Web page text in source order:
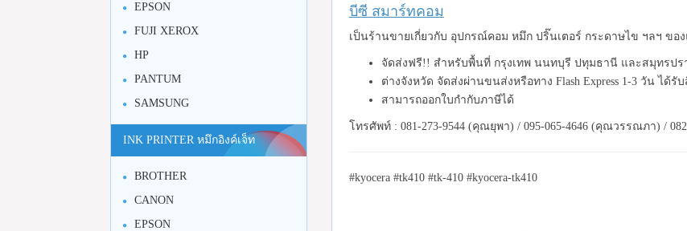
บีซี สมาร์ทคอม
เป็นร้านขายเกี่ยวกับ อุปกรณ์คอม หมึก ปริ๊นเตอร์ กระดาษไข ฯลฯ ขอ
จัดส่งฟรี!! สำหรับพื้นที่ กรุงเทพ นนทบุรี ปทุมธานี และสมุทรปร
ต่างจังหวัด จัดส่งผ่านขนส่งหรือทาง Flash Express 1-3 วัน ได้รั
สามารถออกใบกำกับภาษีได้
โทรศัพท์ : 081-273-9544 (คุณยุพา) / 095-065-4646 (คุณวรรณภา) /
#kyocera #tk410 #tk-410 #kyocera-tk410
EPSON
FUJI XEROX
HP
PANTUM
SAMSUNG
INK PRINTER หมึกอิงค์เจ็ท
BROTHER
CANON
EPSON